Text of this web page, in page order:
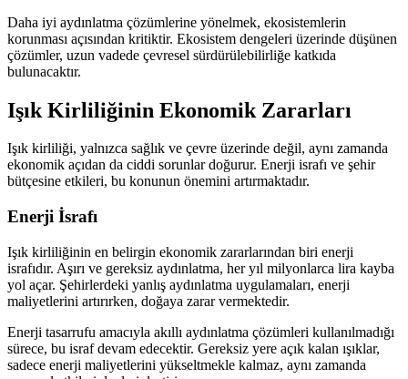
Daha iyi aydınlatma çözümlerine yönelmek, ekosistemlerin
korunması açısından kritiktir. Ekosistem dengeleri üzerinde düşünen
çözümler, uzun vadede çevresel sürdürülebilirliğe katkıda
bulunacaktır.
Işık Kirliliğinin Ekonomik Zararları
Işık kirliliği, yalnızca sağlık ve çevre üzerinde değil, aynı zamanda
ekonomik açıdan da ciddi sorunlar doğurur. Enerji israfı ve şehir
bütçesine etkileri, bu konunun önemini artırmaktadır.
Enerji İsrafı
Işık kirliliğinin en belirgin ekonomik zararlarından biri enerji
israfıdır. Aşırı ve gereksiz aydınlatma, her yıl milyonlarca lira kayba
yol açar. Şehirlerdeki yanlış aydınlatma uygulamaları, enerji
maliyetlerini artırırken, doğaya zarar vermektedir.
Enerji tasarrufu amacıyla akıllı aydınlatma çözümleri kullanılmadığı
sürece, bu israf devam edecektir. Gereksiz yere açık kalan ışıklar,
sadece enerji maliyetlerini yükseltmekle kalmaz, aynı zamanda